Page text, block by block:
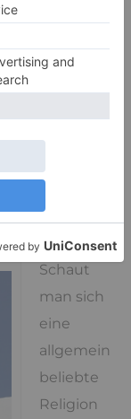
die
so“
mehr.
ändern, nur
Schaut
man sich
eine
allgemein
beliebte
Religion